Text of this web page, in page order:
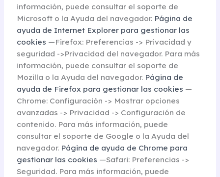
información, puede consultar el soporte de
Microsoft o la Ayuda del navegador. Página de
ayuda de Internet Explorer para gestionar las
cookies —Firefox: Preferencias -> Privacidad y
seguridad ->Privacidad del navegador. Para más
información, puede consultar el soporte de
Mozilla o la Ayuda del navegador. Página de
ayuda de Firefox para gestionar las cookies —
Chrome: Configuración -> Mostrar opciones
avanzadas -> Privacidad -> Configuración de
contenido. Para más información, puede
consultar el soporte de Google o la Ayuda del
navegador. Página de ayuda de Chrome para
gestionar las cookies —Safari: Preferencias ->
Seguridad. Para más información, puede